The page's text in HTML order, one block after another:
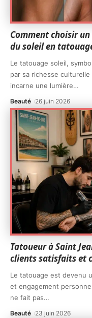
Comment choisir
du soleil en
Le tatouage soleil,
par sa richesse
incarne une lumière…
Beauté 26 juin 2026
Tatoueur à Saint
clients satisfaits et
Le tatouage est devenu
et engagement
ne fait pas…
Beauté 23 juin 2026